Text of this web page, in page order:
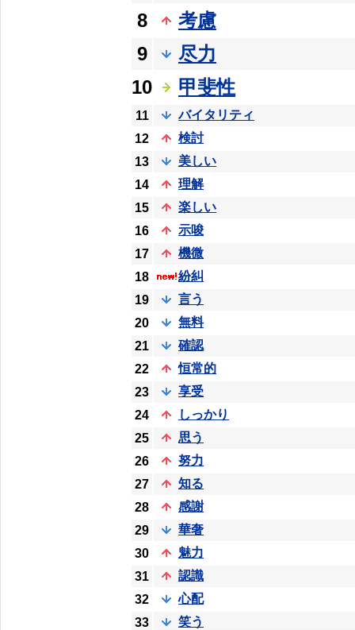
8
考慮
9
尽力
10
甲斐性
11
バイタリティ
12
検討
13
美しい
14
理解
15
楽しい
16
示唆
17
機微
18
紛糾
19
言う
20
無料
21
確認
22
恒常的
23
享受
24
しっかり
25
思う
26
努力
27
知る
28
感謝
29
華奢
30
魅力
31
認識
32
心配
33
笑う